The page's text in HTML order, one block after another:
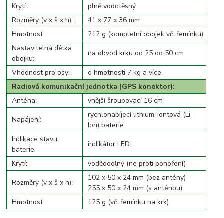
Krytí:
plně vodotěsný
Rozměry (v x š x h):
41 x 77 x 36 mm
Hmotnost:
212 g (kompletní obojek vč. řemínku)
Nastavitelná délka
obojku:
na obvod krku od 25 do 50 cm
Vhodnost pro psy:
o hmotnosti 7 kg a více
Radiová komunikační jednotka (GPS konektor):
Anténa:
vnější šroubovací 16 cm
Napájení:
rychlonabíjecí lithium-iontová (Li-
Ion) baterie
Indikace stavu
baterie:
indikátor LED
Krytí:
voděodolný (ne proti ponoření)
Rozměry (v x š x h):
102 x 50 x 24 mm (bez antény)
255 x 50 x 24 mm (s anténou)
Hmotnost:
125 g (vč. řemínku na krk)